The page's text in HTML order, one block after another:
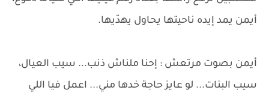
أيمن يمد إيده ناحيتها يحاول يهدّيها.
أيمن بصوت مرتعش : إحنا ملناش ذنب... سيب العيال،
سيب البنات... لو عايز حاجة خدها مني... اعمل فيا اللي